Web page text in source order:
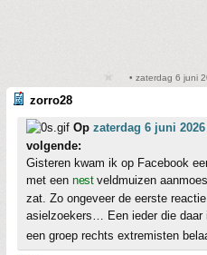
• zaterdag 6 juni
zorro28
Op zaterdag 6 juni 2026
volgende:
Gisteren kwam ik op Facebook
met een nestveldmuizen
zat. Zo ongeveer de eerste
asielzoekers… Een ieder die daar
een groep rechts extremisten